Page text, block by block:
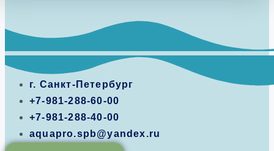
г. Санкт-Петербург
+7-981-288-60-00
+7-981-288-40-00
aquapro.spb@yandex.ru